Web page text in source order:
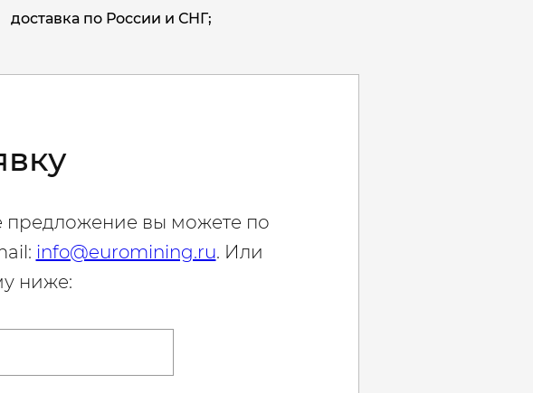
доставка по России и СНГ;
предложение вы можете по
info@euromining.ru. Или
ниже: